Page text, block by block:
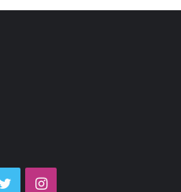
TwitterInstagram